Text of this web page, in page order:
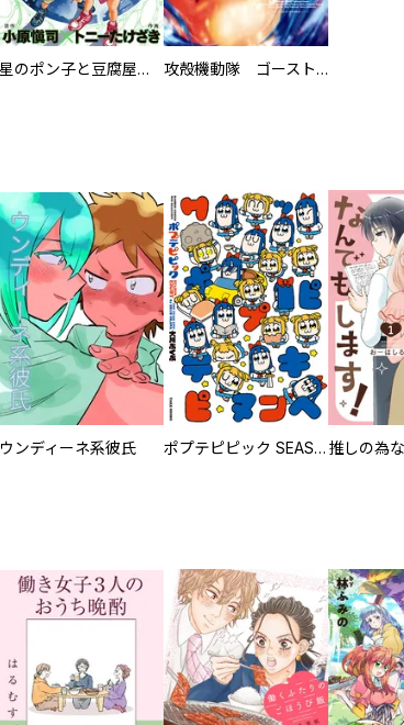
星のポン子と豆腐屋れい子 攻殻機動隊 ゴースト・イン・ザ・シェル コミックトリビュート
ウンディーネ系彼氏 ポプテピピック SEASON EIGHT